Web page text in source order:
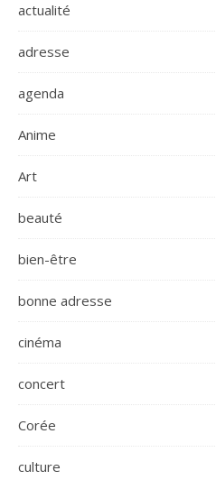
actualité
adresse
agenda
Anime
Art
beauté
bien-être
bonne adresse
cinéma
concert
Corée
culture